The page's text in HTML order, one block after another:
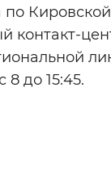
Кировской
контакт-
8 до 15:45.